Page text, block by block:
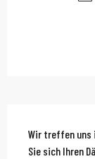
Wir treffen uns
Sie sich Ihren